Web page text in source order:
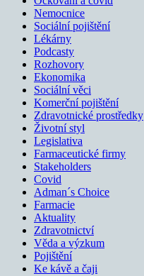
Nemocnice
Sociální pojištění
Lékárny
Podcasty
Rozhovory
Ekonomika
Sociální věci
Komerční pojištění
Zdravotnické prostředky
Životní styl
Legislativa
Farmaceutické firmy
Stakeholders
Covid
Adman´s Choice
Farmacie
Aktuality
Zdravotnictví
Věda a výzkum
Pojištění
Ke kávě a čaji